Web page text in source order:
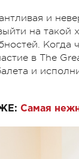
и
на
Когда
в The
и
Самая